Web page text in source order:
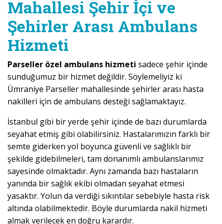
Mahallesi Şehir İçi ve
Şehirler Arası Ambulans
Hizmeti
Parseller özel ambulans hizmeti sadece şehir içinde
sunduğumuz bir hizmet değildir. Söylemeliyiz ki
Ümraniye Parseller mahallesinde şehirler arası hasta
nakilleri için de ambulans desteği sağlamaktayız.
İstanbul gibi bir yerde şehir içinde de bazı durumlarda
seyahat etmiş gibi olabilirsiniz. Hastalarımızın farklı bir
semte giderken yol boyunca güvenli ve sağlıklı bir
şekilde gidebilmeleri, tam donanımlı ambulanslarımız
sayesinde olmaktadır. Aynı zamanda bazı hastaların
yanında bir sağlık ekibi olmadan seyahat etmesi
yasaktır. Yolun da verdiği sıkıntılar sebebiyle hasta risk
altında olabilmektedir. Böyle durumlarda nakil hizmeti
almak verilecek en doğru karardır.